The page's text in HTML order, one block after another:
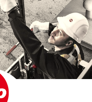
Είσοδος
Ξέχασες το password;